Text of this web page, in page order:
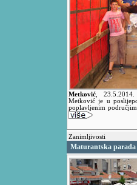
Metković
Metković je u
poplavljenim
Zanimljivosti
Maturantska